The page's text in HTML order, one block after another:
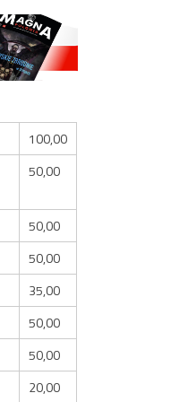
100,00
50,00
50,00
50,00
35,00
50,00
50,00
20,00